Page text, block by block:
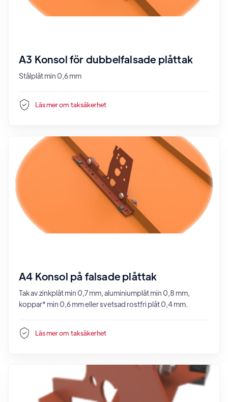
A3 Konsol för dubbelfalsade plåttak
Stålplåt min 0,6 mm
Läs mer om taksäkerhet
A4 Konsol på falsade plåttak
Tak av zinkplåt min 0,7 mm, aluminiumplåt min 0,8 mm,
koppar* min 0,6 mm eller svetsad rostfri plåt 0,4 mm.
Läs mer om taksäkerhet